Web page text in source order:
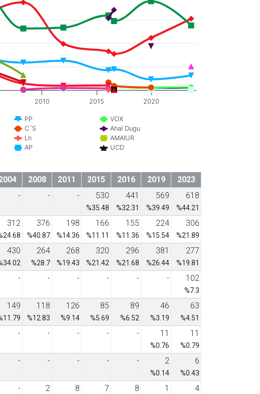
PP
VOX
C´S
Ahal Dugu
Ln
AMAIUR
AP
UCD
2010 2015 2020
2008 2011 2015 2016 2019
2023
- - - 530
%35.48
441
%32.31
569
%39.49
618
%44.21
312 376
%40.87
198
%14.36
166
%11.11
155
%11.36
224
%15.54
306
%21.89
430 264
%28.7
268
%19.43
320
%21.42
296
%21.68
381
%26.44
277
%19.81
- - - - - - 102
%7.3
149 118
%12.83
126
%9.14
85
%5.69
89
%6.52
46
%3.19
63
%4.51
- - - - - 11
%0.76
11
%0.79
- - - - - 2
%0.14
6
%0.43
- 2 8 7 8 1 4